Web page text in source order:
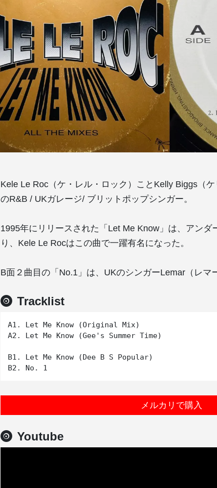
Kele Le Roc（ケ・レル・ロック）ことKelly Biggs（
のR&B / UKガレージ/ ブリットポップシンガー。
1995年にリリースされた「Let Me Know」は、アンダ
り、Kele Le Rocはこの曲で一躍有名になった。
B面２曲目の「No.1」は、UKのシンガーLemar（レマ
Tracklist
A1. Let Me Know (Original Mix)
A2. Let Me Know (Gee's Summer Time)
B1. Let Me Know (Dee B S Popular)
メルカリで購入
Youtube